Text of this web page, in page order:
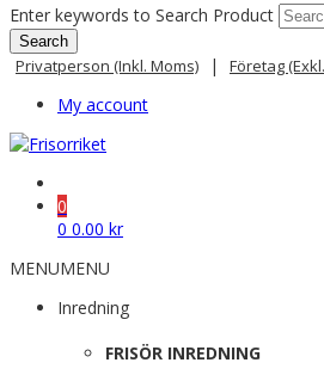
Enter keywords to Search Product
Privatperson (inkl. Moms) | Företag
My account
0
0 0.00 kr
MENUMENU
Inredning
FRISÖR INREDNING